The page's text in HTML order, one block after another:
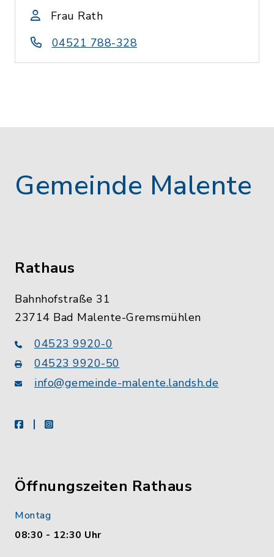
Frau Rath
04521 788-328
Gemeinde Malente
Rathaus
Bahnhofstraße 31
23714 Bad Malente-Gremsmühlen
04523 9920-0
04523 9920-50
info@gemeinde-malente.landsh.de
facebookinstagram
Öffnungszeiten Rathaus
Montag
08:30 - 12:30 Uhr